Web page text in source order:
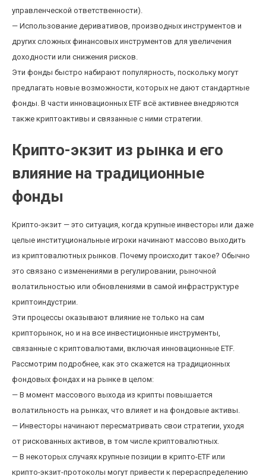
управленческой ответственности).
— Использование деривативов, производных инструментов и
других сложных финансовых инструментов для увеличения
доходности или снижения рисков.
Эти фонды быстро набирают популярность, поскольку могут
предлагать новые возможности, которых не дают стандартные
фонды. В части инновационных ETF всё активнее внедряются
также криптоактивы и связанные с ними стратегии.
Крипто-экзит из рынка и его
влияние на традиционные
фонды
Крипто-экзит — это ситуация, когда крупные инвесторы или даже
целые институциональные игроки начинают массово выходить
из криптовалютных рынков. Почему происходит такое? Обычно
это связано с изменениями в регулировании, рыночной
волатильностью или обновлениями в самой инфраструктуре
криптоиндустрии.
Эти процессы оказывают влияние не только на сам
крипторынок, но и на все инвестиционные инструменты,
связанные с криптовалютами, включая инновационные ETF.
Рассмотрим подробнее, как это скажется на традиционных
фондовых фондах и на рынке в целом:
— В момент массового выхода из крипты повышается
волатильность на рынках, что влияет и на фондовые активы.
— Инвесторы начинают пересматривать свои стратегии, уходя
от рискованных активов, в том числе криптовалютных.
— В некоторых случаях крупные позиции в крипто-ETF или
крипто-экзит-протоколы могут привести к перераспределению